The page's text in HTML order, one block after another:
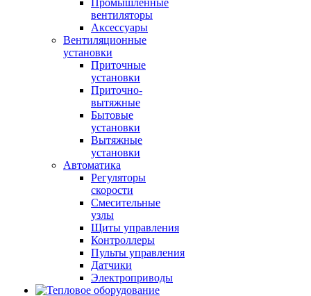
Промышленные
вентиляторы
Аксессуары
Вентиляционные
установки
Приточные
установки
Приточно-
вытяжные
Бытовые
установки
Вытяжные
установки
Автоматика
Регуляторы
скорости
Смесительные
узлы
Щиты управления
Контроллеры
Пульты управления
Датчики
Электроприводы